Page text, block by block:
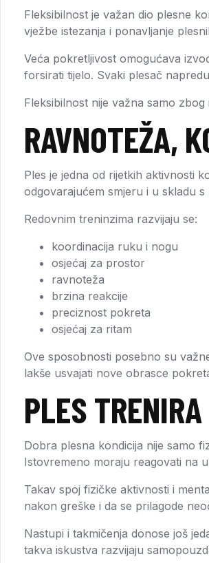
Fleksibilnost je važan dio plesne
vježbe istezanja i ponavljanje
Veća pokretljivost omogućava
forsirati tijelo. Svaki plesač
Fleksibilnost nije važna samo
RAVNOTEŽA,
Ples je jedna od rijetkih aktivnosti
odgovarajućem smjeru i u skladu s
Redovnim treninzima razvijaju se:
koordinacija ruku i nogu
osjećaj za prostor
ravnoteža
brzina reakcije
preciznost pokreta
osjećaj za ritam
Ove sposobnosti posebno su
lakše usvajati nove obrasce
PLES
Dobra plesna kondicija nije samo
Istovremeno moraju reagovati na
Takav spoj fizičke aktivnosti i
nakon greške i da se prilagode
Nastupi i takmičenja donose još
takva iskustva razvijaju